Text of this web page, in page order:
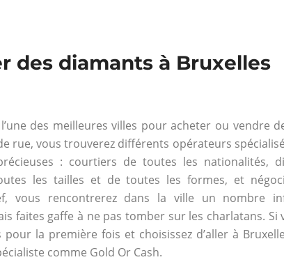
des diamants à Bruxelles
des meilleures villes pour acheter ou vendre
rue, vous trouverez différents opérateurs
: courtiers de toutes les nationalités,
les tailles et de toutes les formes, et
vous rencontrerez dans la ville un nombre
faites gaffe à ne pas tomber sur les charlatans. Si
pour la première fois et choisissez d’aller à
comme Gold Or Cash.